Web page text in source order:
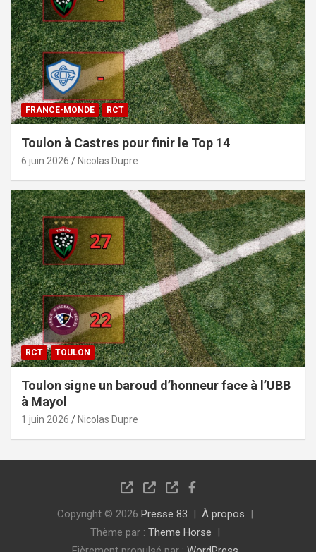
FRANCE-MONDE RCT
Toulon à Castres pour finir le Top 14
6 juin 2026 Nicolas Dupre
RCT TOULON
Toulon signe un baroud d’honneur face à l’UBB
à Mayol
1 juin 2026 Nicolas Dupre
Copyright © 2026 Presse 83
À propos
Thème par : Theme Horse